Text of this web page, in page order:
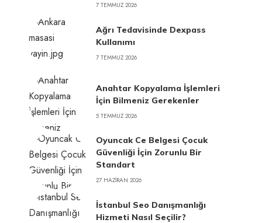
7 TEMMUZ 2026
Ağrı Tedavisinde Dexpass
Kullanımı
7 TEMMUZ 2026
Anahtar Kopyalama İşlemleri
İçin Bilmeniz Gerekenler
5 TEMMUZ 2026
Oyuncak Ce Belgesi Çocuk
Güvenliği İçin Zorunlu Bir
Standart
27 HAZIRAN 2026
İstanbul Seo Danışmanlığı
Hizmeti Nasıl Seçilir?